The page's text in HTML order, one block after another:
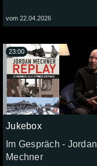
vom 22.04.2026
Jukebox
Im Gespräch - Jordan
Mechner
23:00